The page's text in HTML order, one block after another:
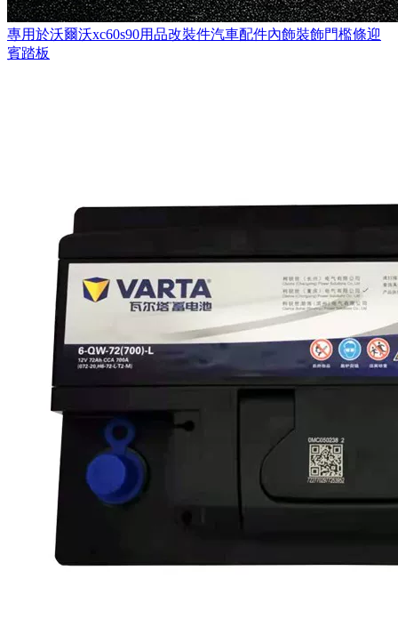
專用於沃爾沃xc60s90用品改裝件汽車配件內飾裝飾門檻條迎
賓踏板